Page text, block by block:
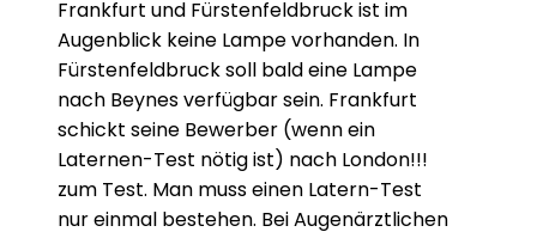
Frankfurt und Fürstenfeldbruck ist im
Augenblick keine Lampe vorhanden. In
Fürstenfeldbruck soll bald eine Lampe
nach Beynes verfügbar sein. Frankfurt
schickt seine Bewerber (wenn ein
Laternen-Test nötig ist) nach London!!!
zum Test. Man muss einen Latern-Test
nur einmal bestehen. Bei Augenärztlichen